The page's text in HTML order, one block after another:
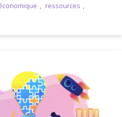
, ressources ,